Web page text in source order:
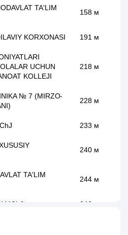
TA'LIM
158 м
KORXONASI 191 м
UCHUN
KOLLEJI
218 м
№ 7 (MIRZO-
228 м
233 м
240 м
TA'LIM
244 м
MChJ 246 м